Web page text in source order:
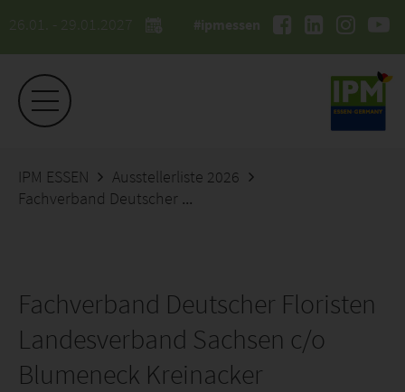
26.01. - 29.01.2027 #ipmessen
IPM ESSEN
Ausstellerliste 2026
Fachverband Deutscher Floristen Landesverband Sachsen c/o Blumeneck Kreinacker
Fachverband Deutscher Floristen
Landesverband Sachsen c/o
Blumeneck Kreinacker